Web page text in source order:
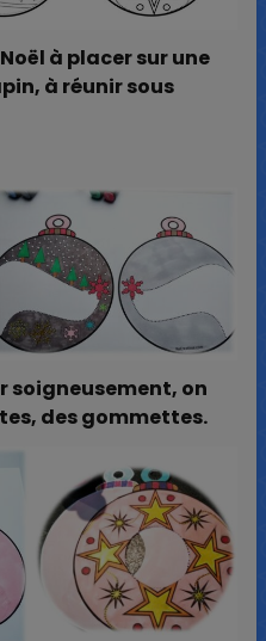
à placer sur une
à réunir sous
soigneusement, on
des gommettes.